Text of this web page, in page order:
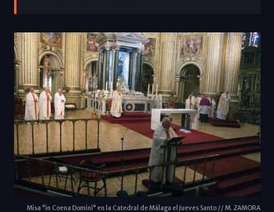
Misa "in Coena Domini" en la Catedral de Málaga el Jueves Santo // M. ZAMORA